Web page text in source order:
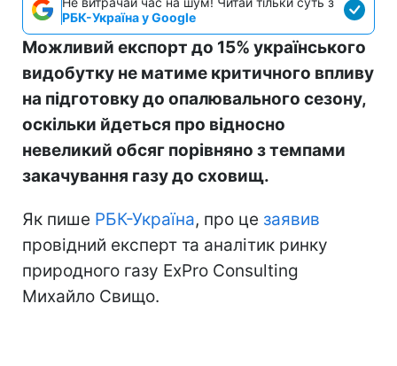
РБК-Україна у Google
Можливий експорт до 15% українського
видобутку не матиме критичного впливу
на підготовку до опалювального сезону,
оскільки йдеться про відносно
невеликий обсяг порівняно з темпами
закачування газу до сховищ.
Як пише РБК-Україна, про це заявив
провідний експерт та аналітик ринку
природного газу ExPro Consulting
Михайло Свищо.